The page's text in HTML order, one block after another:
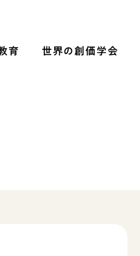
育 世界の創価学会